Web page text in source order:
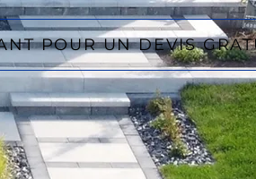
POUR UN DEVIS